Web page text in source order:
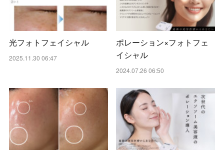
光フォトフェイシャル
2025.11.30 06:47
ポレーション×フォトフェ
イシャル
2024.07.26 06:50